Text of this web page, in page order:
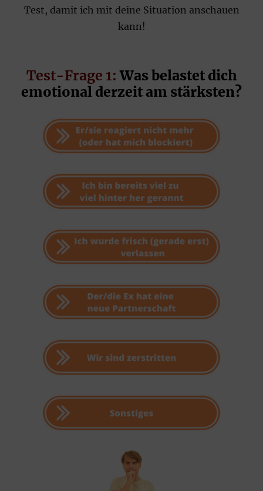
Test, damit ich mit deine Situation anschauen
kann!
Test-Frage 1: Was belastet dich
emotional derzeit am stärksten?